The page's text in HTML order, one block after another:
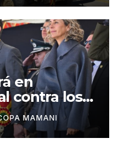
en
contra los
MAMANI